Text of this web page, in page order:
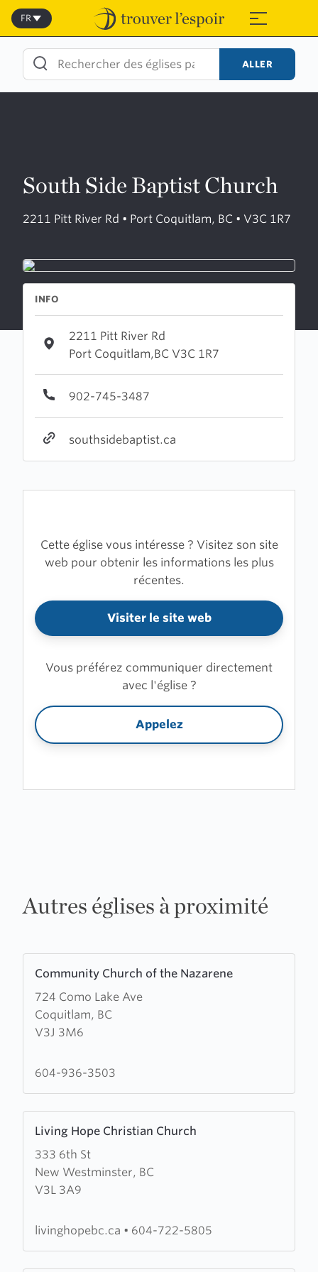
Skip
content
≡
FR
ALLER
South Side Baptist Church
2211 Pitt River Rd • Port Coquitlam, BC • V3C 1R7
INFO
2211 Pitt River Rd
Port Coquitlam,BC V3C 1R7
902-745-3487
southsidebaptist.ca
Cette église vous intéresse ? Visitez son site
web pour obtenir les informations les plus
récentes.
Visiter le site web
Vous préférez communiquer directement
avec l'église ?
Appelez
Autres églises à proximité
Community Church of the Nazarene
724 Como Lake Ave
Coquitlam, BC
V3J 3M6
more
about
Community
Church
the604-936-3503
Living Hope Christian Church
333 6th St
New Westminster, BC
V3L 3A9
more
about
Living
Hope
Church
livinghopebc.ca • 604-722-5805